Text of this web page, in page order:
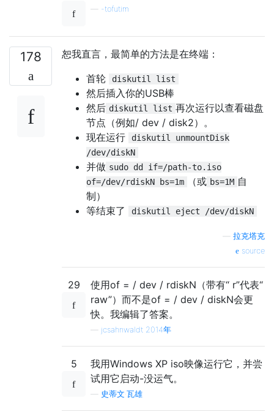
-tofutim
178
恕我直言，最简单的方法是在终端：
首轮
diskutil list
然后插入你的USB棒
然后 diskutil list 再次运行以查看磁盘
节点（例如/ dev / disk2）。
现在运行
diskutil unmountDisk
/dev/diskN
并做 sudo dd if=/path-to.iso
of=/dev/rdiskN bs=1m
（或 bs=1M 自
制）
等结束了
diskutil eject /dev/diskN
拉克塔克
source
29
使用of = / dev / rdiskN（带有“ r”代表“
raw”）而不是of = / dev / diskN会更
快。我编辑了答案。
jcsahnwaldt 2014年
5
我用Windows XP iso映像运行它，并尝
试用它启动-没运气。
史蒂文·瓦雄